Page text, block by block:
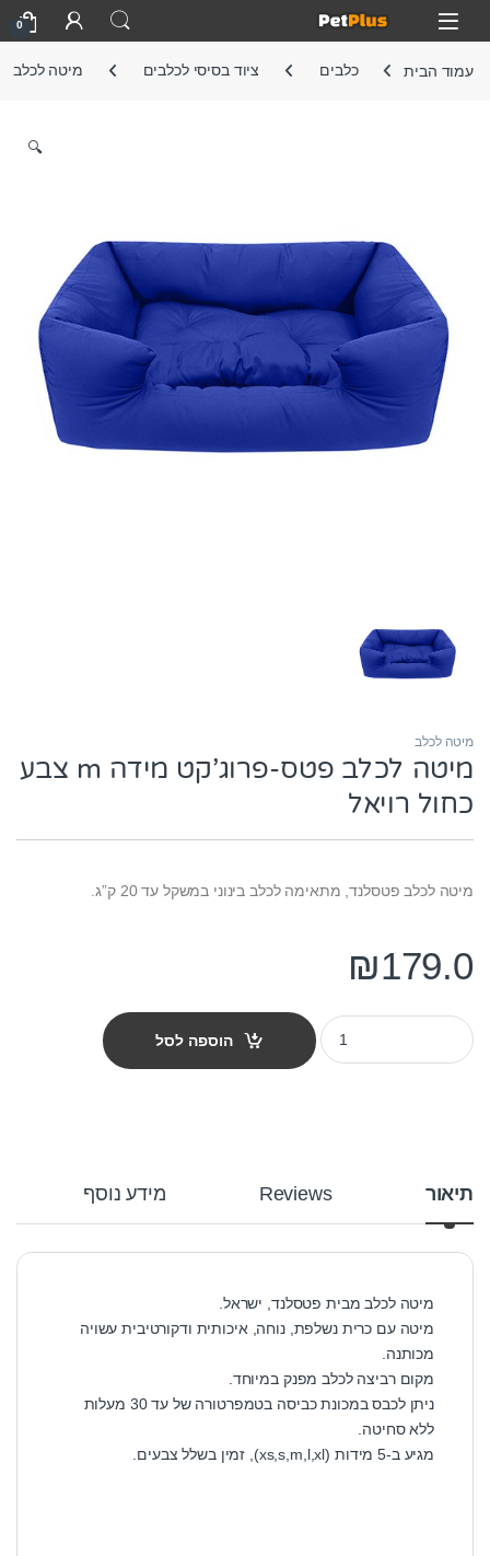
Skip to navigation
Skip to content
Open
0
עמוד הבית כלבים ציוד בסיסי לכלבים מיטה לכלב
🔍
מיטה לכלב
מיטה לכלב פטס-פרוג’קט מידה m צבע
כחול רויאל
מיטה לכלב פטסלנד, מתאימה לכלב בינוני במשקל עד 20 ק”ג.
₪179.0
מיטה לכלב פטס-פרוג'קט מידה m צבע כחול רויאל quantity
הוספה לסל
תיאור Reviews מידע נוסף
מיטה לכלב מבית פטסלנד, ישראל.
מיטה עם כרית נשלפת, נוחה, איכותית ודקורטיבית עשויה
מכותנה.
מקום רביצה לכלב מפנק במיוחד.
ניתן לכבס במכונת כביסה בטמפרטורה של עד 30 מעלות
ללא סחיטה.
מגיע ב-5 מידות (xs,s,m,l,xl), זמין בשלל צבעים.